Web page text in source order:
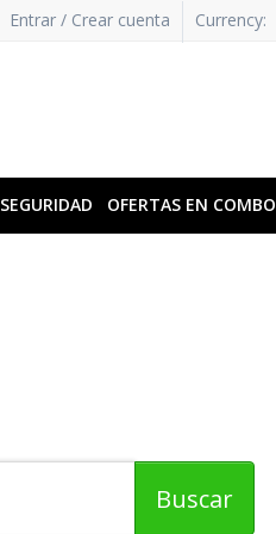
Entrar / Crear cuenta Currency:
SEGURIDAD OFERTAS EN COMBO
Buscar